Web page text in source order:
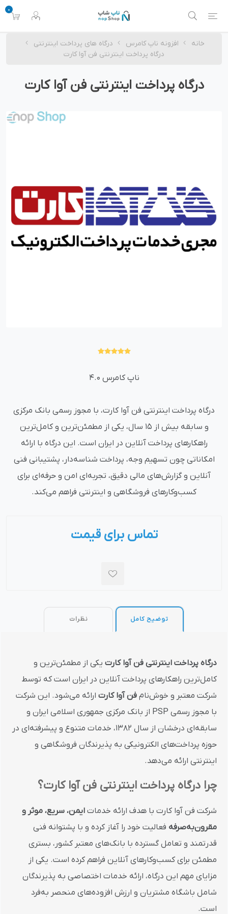
0
خانه افزونه ناپ کامرس
درگاه های پرداخت اینترنتی
درگاه پرداخت اینترنتی فن آوا کارت
درگاه پرداخت اینترنتی فن آوا کارت
ناپ کامرس 4.0
درگاه پرداخت اینترنتی فن آوا کارت، با مجوز رسمی بانک مرکزی
و سابقه بیش از ۱۵ سال، یکی از مطمئن‌ترین و کامل‌ترین
راهکارهای پرداخت آنلاین در ایران است. این درگاه با ارائه
امکاناتی چون تسهیم وجه، پرداخت شناسه‌دار، پشتیبانی فنی
آنلاین و گزارش‌های مالی دقیق، تجربه‌ای امن و حرفه‌ای برای
کسب‌وکارهای فروشگاهی و اینترنتی فراهم می‌کند.
تماس برای قیمت
توضیح کامل نظرات
درگاه پرداخت اینترنتی فن آوا کارت یکی از مطمئن‌ترین و
کامل‌ترین راهکارهای پرداخت آنلاین در ایران است که توسط
شرکت معتبر و خوش‌نام فن آوا کارت ارائه می‌شود. این شرکت
با مجوز رسمی PSP از بانک مرکزی جمهوری اسلامی ایران و
سابقه‌ای درخشان از سال ۱۳۸۲، خدمات متنوع و پیشرفته‌ای در
حوزه پرداخت‌های الکترونیکی به پذیرندگان فروشگاهی و
اینترنتی ارائه می‌دهد.
چرا درگاه پرداخت اینترنتی فن آوا کارت؟
شرکت فن آوا کارت با هدف ارائه خدمات ایمن، سریع، موثر و
مقرون‌به‌صرفه فعالیت خود را آغاز کرده و با پشتوانه فنی
قدرتمند و تعامل گسترده با بانک‌های معتبر کشور، بستری
مطمئن برای کسب‌وکارهای آنلاین فراهم کرده است. یکی از
مزایای مهم این درگاه، ارائه خدمات اختصاصی به پذیرندگان
شامل باشگاه مشتریان و ارزش افزوده‌های منحصر به‌فرد
است.